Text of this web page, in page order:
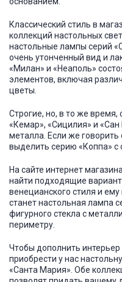
Классический стиль в
коллекций настольных
настольные лампы серий
очень утонченный вид и
«Милан» и «Неаполь»
элементов, включая
цветы.
Строгие, но, в то же время,
«Кемар», «Сицилия» и
металла. Если же говорить
выделить серию «Коппа»
На сайте интернет магазина
найти подходящие
венецианского стиля и
станет настольная лампа
фигурного стекла с
периметру.
Чтобы дополнить
приобрести у нас
«Санта Мария». Обе